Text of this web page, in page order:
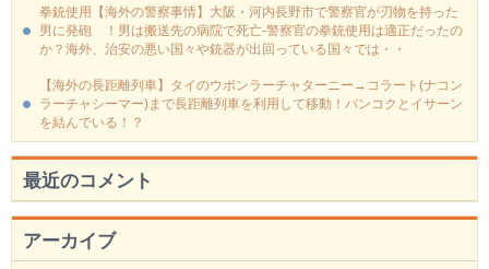
拳銃使用【海外の警察事情】大阪・河内長野市で警察官が刃物を持った
男に発砲 ！男は搬送先の病院で死亡-警察官の拳銃使用は適正だったの
か？海外、治安の悪い国々や銃器が出回っている国々では・・
【海外の長距離列車】タイのウボンラーチャターニー→コラート(ナコン
ラーチャシーマー)まで長距離列車を利用して移動！バンコクとイサーン
を結んでいる！？
最近のコメント
アーカイブ